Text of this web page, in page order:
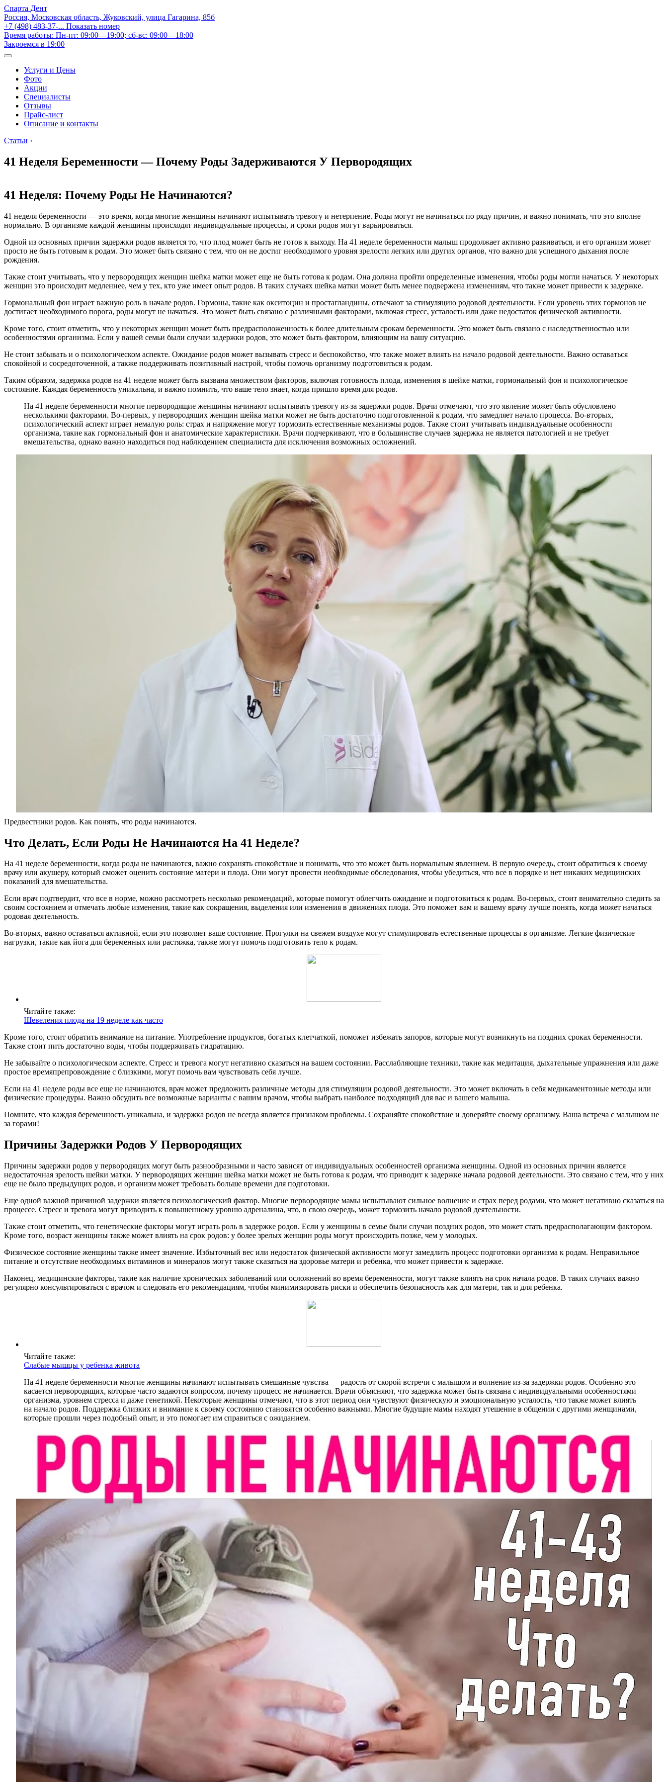
Спарта Дент
Россия, Московская область, Жуковский, улица Гагарина, 85б
+7 (498) 483-37-... Показать номер
Время работы: Пн-пт: 09:00—19:00; сб-вс: 09:00—18:00
Закроемся в 19:00
Услуги и Цены
Фото
Акции
Специалисты
Отзывы
Прайс-лист
Описание и контакты
Статьи ›
41 Неделя Беременности — Почему Роды Задерживаются У Первородящих
41 Неделя: Почему Роды Не Начинаются?
41 неделя беременности — это время, когда многие женщины начинают испытывать тревогу и нетерпение. Роды могут не начинаться по ряду причин, и важно понимать, что это вполне
нормально. В организме каждой женщины происходят индивидуальные процессы, и сроки родов могут варьироваться.
Одной из основных причин задержки родов является то, что плод может быть не готов к выходу. На 41 неделе беременности малыш продолжает активно развиваться, и его организм может
просто не быть готовым к родам. Это может быть связано с тем, что он не достиг необходимого уровня зрелости легких или других органов, что важно для успешного дыхания после
рождения.
Также стоит учитывать, что у первородящих женщин шейка матки может еще не быть готова к родам. Она должна пройти определенные изменения, чтобы роды могли начаться. У некоторых
женщин это происходит медленнее, чем у тех, кто уже имеет опыт родов. В таких случаях шейка матки может быть менее подвержена изменениям, что также может привести к задержке.
Гормональный фон играет важную роль в начале родов. Гормоны, такие как окситоцин и простагландины, отвечают за стимуляцию родовой деятельности. Если уровень этих гормонов не
достигает необходимого порога, роды могут не начаться. Это может быть связано с различными факторами, включая стресс, усталость или даже недостаток физической активности.
Кроме того, стоит отметить, что у некоторых женщин может быть предрасположенность к более длительным срокам беременности. Это может быть связано с наследственностью или
особенностями организма. Если у вашей семьи были случаи задержки родов, это может быть фактором, влияющим на вашу ситуацию.
Не стоит забывать и о психологическом аспекте. Ожидание родов может вызывать стресс и беспокойство, что также может влиять на начало родовой деятельности. Важно оставаться
спокойной и сосредоточенной, а также поддерживать позитивный настрой, чтобы помочь организму подготовиться к родам.
Таким образом, задержка родов на 41 неделе может быть вызвана множеством факторов, включая готовность плода, изменения в шейке матки, гормональный фон и психологическое
состояние. Каждая беременность уникальна, и важно помнить, что ваше тело знает, когда пришло время для родов.
На 41 неделе беременности многие первородящие женщины начинают испытывать тревогу из-за задержки родов. Врачи отмечают, что это явление может быть обусловлено
несколькими факторами. Во-первых, у первородящих женщин шейка матки может не быть достаточно подготовленной к родам, что замедляет начало процесса. Во-вторых,
психологический аспект играет немалую роль: страх и напряжение могут тормозить естественные механизмы родов. Также стоит учитывать индивидуальные особенности
организма, такие как гормональный фон и анатомические характеристики. Врачи подчеркивают, что в большинстве случаев задержка не является патологией и не требует
вмешательства, однако важно находиться под наблюдением специалиста для исключения возможных осложнений.
Предвестники родов. Как понять, что роды начинаются.
Что Делать, Если Роды Не Начинаются На 41 Неделе?
На 41 неделе беременности, когда роды не начинаются, важно сохранять спокойствие и понимать, что это может быть нормальным явлением. В первую очередь, стоит обратиться к своему
врачу или акушеру, который сможет оценить состояние матери и плода. Они могут провести необходимые обследования, чтобы убедиться, что все в порядке и нет никаких медицинских
показаний для вмешательства.
Если врач подтвердит, что все в норме, можно рассмотреть несколько рекомендаций, которые помогут облегчить ожидание и подготовиться к родам. Во-первых, стоит внимательно следить за
своим состоянием и отмечать любые изменения, такие как сокращения, выделения или изменения в движениях плода. Это поможет вам и вашему врачу лучше понять, когда может начаться
родовая деятельность.
Во-вторых, важно оставаться активной, если это позволяет ваше состояние. Прогулки на свежем воздухе могут стимулировать естественные процессы в организме. Легкие физические
нагрузки, такие как йога для беременных или растяжка, также могут помочь подготовить тело к родам.
Читайте также:
Шевеления плода на 19 неделе как часто
Кроме того, стоит обратить внимание на питание. Употребление продуктов, богатых клетчаткой, поможет избежать запоров, которые могут возникнуть на поздних сроках беременности.
Также стоит пить достаточно воды, чтобы поддерживать гидратацию.
Не забывайте о психологическом аспекте. Стресс и тревога могут негативно сказаться на вашем состоянии. Расслабляющие техники, такие как медитация, дыхательные упражнения или даже
простое времяпрепровождение с близкими, могут помочь вам чувствовать себя лучше.
Если на 41 неделе роды все еще не начинаются, врач может предложить различные методы для стимуляции родовой деятельности. Это может включать в себя медикаментозные методы или
физические процедуры. Важно обсудить все возможные варианты с вашим врачом, чтобы выбрать наиболее подходящий для вас и вашего малыша.
Помните, что каждая беременность уникальна, и задержка родов не всегда является признаком проблемы. Сохраняйте спокойствие и доверяйте своему организму. Ваша встреча с малышом не
за горами!
Причины Задержки Родов У Первородящих
Причины задержки родов у первородящих могут быть разнообразными и часто зависят от индивидуальных особенностей организма женщины. Одной из основных причин является
недостаточная зрелость шейки матки. У первородящих женщин шейка матки может не быть готова к родам, что приводит к задержке начала родовой деятельности. Это связано с тем, что у них
еще не было предыдущих родов, и организм может требовать больше времени для подготовки.
Еще одной важной причиной задержки является психологический фактор. Многие первородящие мамы испытывают сильное волнение и страх перед родами, что может негативно сказаться на
процессе. Стресс и тревога могут приводить к повышенному уровню адреналина, что, в свою очередь, может тормозить начало родовой деятельности.
Также стоит отметить, что генетические факторы могут играть роль в задержке родов. Если у женщины в семье были случаи поздних родов, это может стать предрасполагающим фактором.
Кроме того, возраст женщины также может влиять на срок родов: у более зрелых женщин роды могут происходить позже, чем у молодых.
Физическое состояние женщины также имеет значение. Избыточный вес или недостаток физической активности могут замедлить процесс подготовки организма к родам. Неправильное
питание и отсутствие необходимых витаминов и минералов могут также сказаться на здоровье матери и ребенка, что может привести к задержке.
Наконец, медицинские факторы, такие как наличие хронических заболеваний или осложнений во время беременности, могут также влиять на срок начала родов. В таких случаях важно
регулярно консультироваться с врачом и следовать его рекомендациям, чтобы минимизировать риски и обеспечить безопасность как для матери, так и для ребенка.
Читайте также:
Слабые мышцы у ребенка живота
На 41 неделе беременности многие женщины начинают испытывать смешанные чувства — радость от скорой встречи с малышом и волнение из-за задержки родов. Особенно это
касается первородящих, которые часто задаются вопросом, почему процесс не начинается. Врачи объясняют, что задержка может быть связана с индивидуальными особенностями
организма, уровнем стресса и даже генетикой. Некоторые женщины отмечают, что в этот период они чувствуют физическую и эмоциональную усталость, что также может влиять
на начало родов. Поддержка близких и внимание к своему состоянию становятся особенно важными. Многие будущие мамы находят утешение в общении с другими женщинами,
которые прошли через подобный опыт, и это помогает им справиться с ожиданием.